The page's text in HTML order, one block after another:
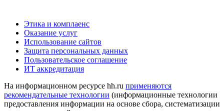
Этика и комплаенс
Оказание услуг
Использование сайтов
Защита персональных данных
Пользовательское соглашение
ИТ аккредитация
На информационном ресурсе hh.ru применяются
рекомендательные технологии (информационные технологии
предоставления информации на основе сбора, систематизации